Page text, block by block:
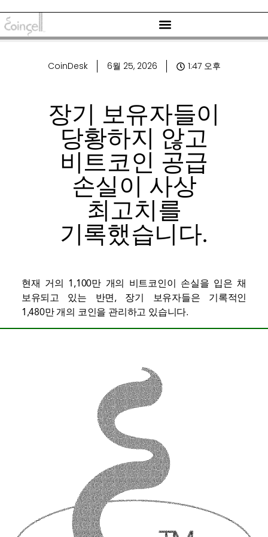
CoinDesk 6월 25, 2026 1:47 오후
장기 보유자들이
당황하지 않고
비트코인 ​​공급
손실이 사상
최고치를
기록했습니다.
현재 거의 1,100만 개의 비트코인이 손실을 입은 채
보유되고 있는 반면, 장기 보유자들은 기록적인
1,480만 개의 코인을 관리하고 있습니다.